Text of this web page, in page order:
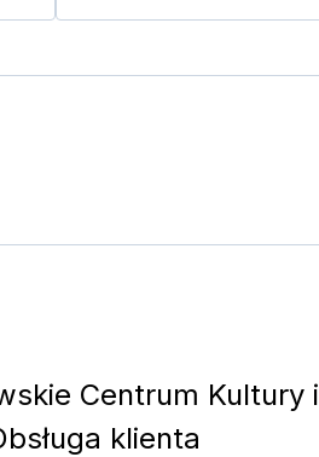
Centrum Kultury i
klienta